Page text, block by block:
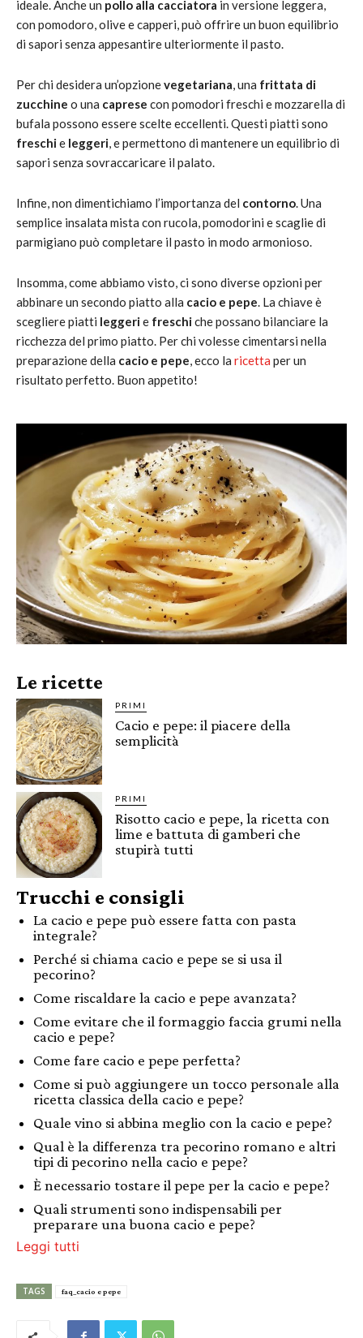
ideale. Anche un pollo alla cacciatora in versione leggera,
con pomodoro, olive e capperi, può offrire un buon equilibrio
di sapori senza appesantire ulteriormente il pasto.
Per chi desidera un’opzionevegetariana, una frittata di
zucchine o una caprese con pomodori freschi e mozzarella di
bufala possono essere scelte eccellenti. Questi piatti sono
freschie leggeri, e permettono di mantenere un equilibrio di
sapori senza sovraccaricare il palato.
Infine, non dimentichiamo l’importanza del contorno. Una
semplice insalata mista con rucola, pomodorini e scaglie di
parmigiano può completare il pasto in modo armonioso.
Insomma, come abbiamo visto, ci sono diverse opzioni per
abbinare un secondo piatto alla cacio e pepe. La chiave è
scegliere piatti leggerie freschiche possano bilanciare la
ricchezza del primo piatto. Per chi volesse cimentarsi nella
preparazione della cacio e pepe, ecco la ricetta per un
risultato perfetto. Buon appetito!
Le ricette
PRIMI
Cacio e pepe: il piacere della
semplicità
PRIMI
Risotto cacio e pepe, la ricetta con
lime e battuta di gamberi che
stupirà tutti
Trucchi e consigli
La cacio e pepe può essere fatta con pasta
integrale?
Perché si chiama cacio e pepe se si usa il
pecorino?
Come riscaldare la cacio e pepe avanzata?
Come evitare che il formaggio faccia grumi nella
cacio e pepe?
Come fare cacio e pepe perfetta?
Come si può aggiungere un tocco personale alla
ricetta classica della cacio e pepe?
Quale vino si abbina meglio con la cacio e pepe?
Qual è la differenza tra pecorino romano e altri
tipi di pecorino nella cacio e pepe?
È necessario tostare il pepe per la cacio e pepe?
Quali strumenti sono indispensabili per
preparare una buona cacio e pepe?
Leggi tutti
TAGS faq_cacio e pepe